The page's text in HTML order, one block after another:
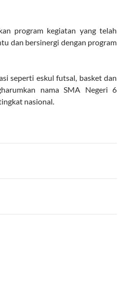
program kegiatan yang telah
dan bersinergi dengan program
seperti eskul futsal, basket dan
nama SMA Negeri 6
nasional.